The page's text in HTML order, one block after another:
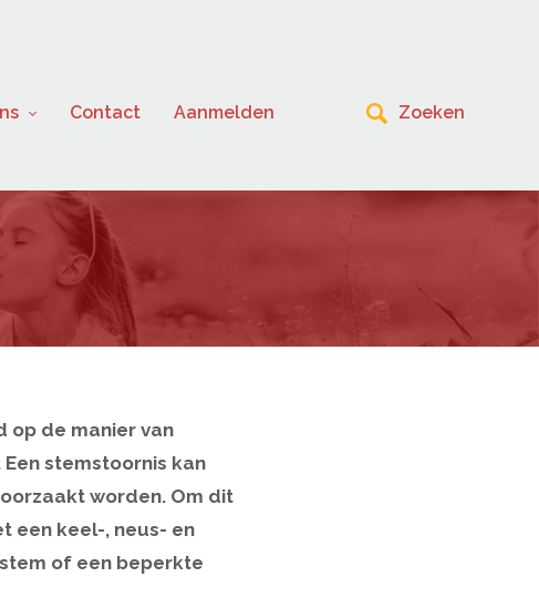
Contact Aanmelden
op de manier van
stemstoornis kan
worden. Om dit
een keel-, neus- en
of een beperkte